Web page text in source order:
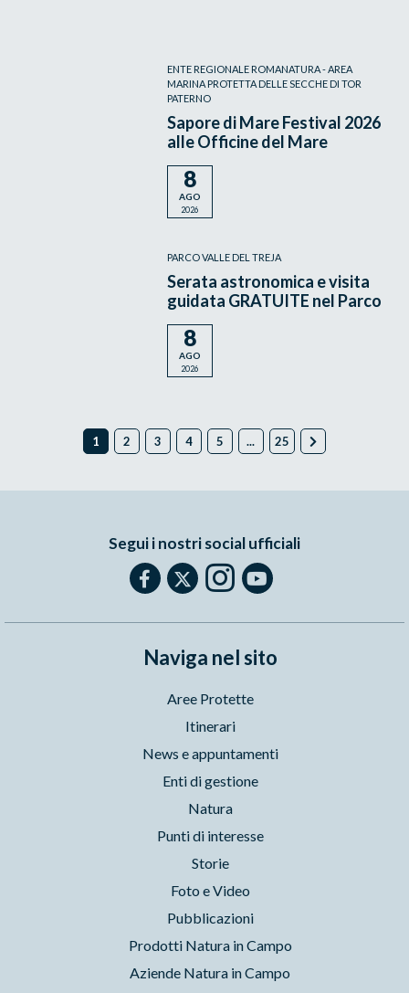
ENTE REGIONALE ROMANATURA - AREA
MARINA PROTETTA DELLE SECCHE DI TOR
PATERNO
Sapore di Mare Festival 2026
alle Officine del Mare
8
AGO
2026
PARCO VALLE DEL TREJA
Serata astronomica e visita
guidata GRATUITE nel Parco
8
AGO
2026
1 2 3 4 5 ... 25
Segui i nostri social ufficiali
Naviga nel sito
Aree Protette
Itinerari
News e appuntamenti
Enti di gestione
Natura
Punti di interesse
Storie
Foto e Video
Pubblicazioni
Prodotti Natura in Campo
Aziende Natura in Campo